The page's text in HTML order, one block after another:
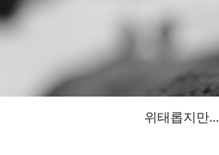
위태롭지만...